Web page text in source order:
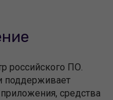
российского ПО.
поддерживает
средства